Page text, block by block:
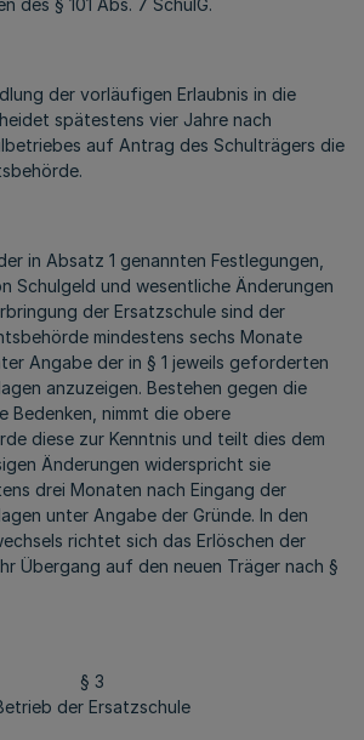
des § 101 Abs. 7 SchulG.
der vorläufigen Erlaubnis in die
spätestens vier Jahre nach
auf Antrag des Schulträgers die
in Absatz 1 genannten Festlegungen,
Schulgeld und wesentliche Änderungen
der Ersatzschule sind der
mindestens sechs Monate
Angabe der in § 1 jeweils geforderten
anzuzeigen. Bestehen gegen die
Bedenken, nimmt die obere
diese zur Kenntnis und teilt dies dem
Änderungen widerspricht sie
drei Monaten nach Eingang der
unter Angabe der Gründe. In den
richtet sich das Erlöschen der
Übergang auf den neuen Träger nach §
§ 3
der Ersatzschule